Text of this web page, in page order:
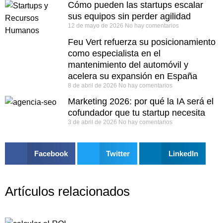
Cómo pueden las startups escalar
sus equipos sin perder agilidad
12 de mayo de 2026 No hay comentarios
Feu Vert refuerza su posicionamiento
como especialista en el
mantenimiento del automóvil y
acelera su expansión en España
8 de abril de 2026 No hay comentarios
Marketing 2026: por qué la IA será el
cofundador que tu startup necesita
3 de abril de 2026 No hay comentarios
Facebook Twitter LinkedIn
Artículos relacionados